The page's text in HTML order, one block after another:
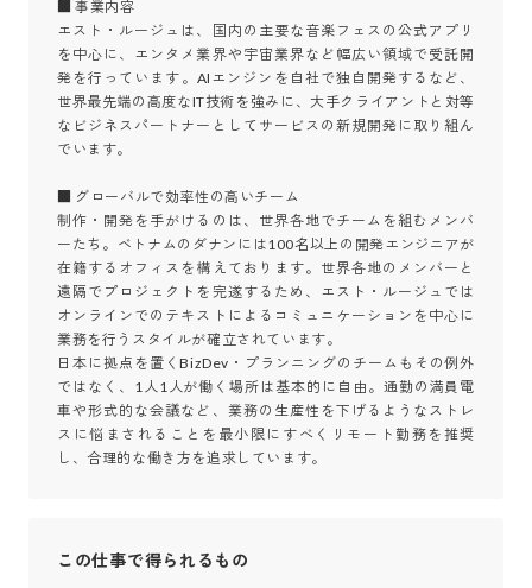
■ 事業内容
エスト・ルージュは、国内の主要な音楽フェスの公式アプリ
を中心に、エンタメ業界や宇宙業界など幅広い領域で受託開
発を行っています。AIエンジンを自社で独自開発するなど、
世界最先端の高度なIT技術を強みに、大手クライアントと対等
なビジネスパートナーとしてサービスの新規開発に取り組ん
でいます。
■ グローバルで効率性の高いチーム
制作・開発を手がけるのは、世界各地でチームを組むメンバ
ーたち。ベトナムのダナンには100名以上の開発エンジニアが
在籍するオフィスを構えております。世界各地のメンバーと
遠隔でプロジェクトを完遂するため、エスト・ルージュでは
オンラインでのテキストによるコミュニケーションを中心に
業務を行うスタイルが確立されています。
日本に拠点を置くBizDev・プランニングのチームもその例外
ではなく、1人1人が働く場所は基本的に自由。通勤の満員電
車や形式的な会議など、業務の生産性を下げるようなストレ
スに悩まされることを最小限にすべくリモート勤務を推奨
し、合理的な働き方を追求しています。
この仕事で得られるもの